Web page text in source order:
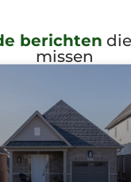
berichten
missen